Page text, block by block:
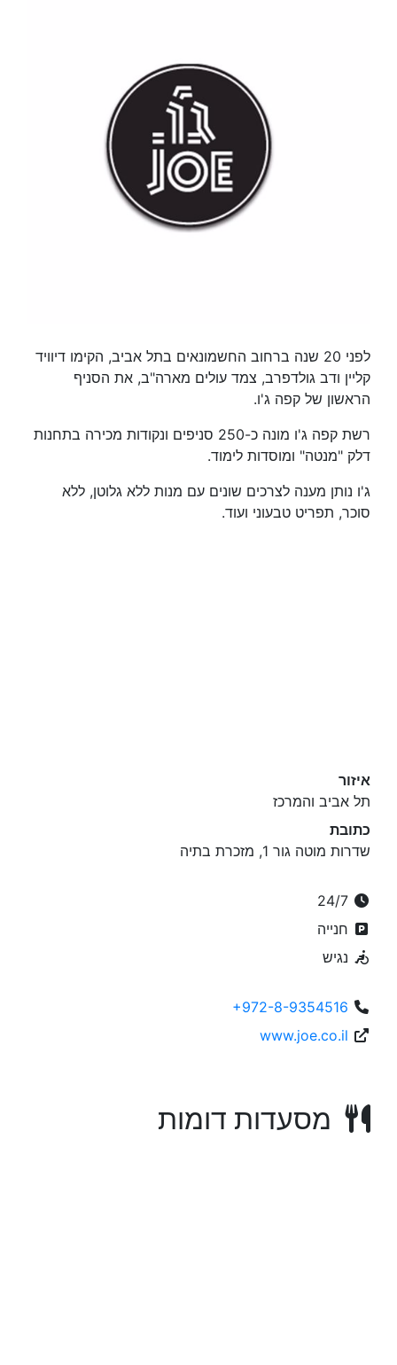
לפני 20 שנה ברחוב החשמונאים בתל אביב, הקימו דיוויד
קליין ודב גולדפרב, צמד עולים מארה"ב, את הסניף
הראשון של קפה ג'ו.
רשת קפה ג'ו מונה כ-250 סניפים ונקודות מכירה בתחנות
דלק "מנטה" ומוסדות לימוד.
ג'ו נותן מענה לצרכים שונים עם מנות ללא גלוטן, ללא
סוכר, תפריט טבעוני ועוד.
איזור
תל אביב והמרכז
כתובת
שדרות מוטה גור 1, מזכרת בתיה
חנייה
נגיש
+972-8-9354516
www.joe.co.il
מסעדות דומות